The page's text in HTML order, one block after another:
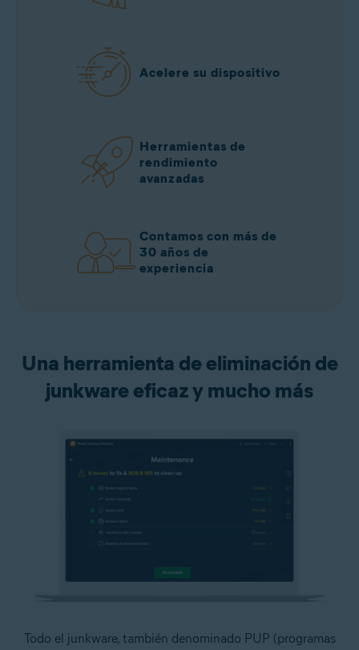
Acelere su dispositivo
Herramientas de
rendimiento
avanzadas
Contamos con más de
30 años de
experiencia
Una herramienta de eliminación de
junkware eficaz y mucho más
Todo el junkware, también denominado PUP (programas